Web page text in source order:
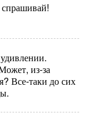
из-за
Все-таки до сих